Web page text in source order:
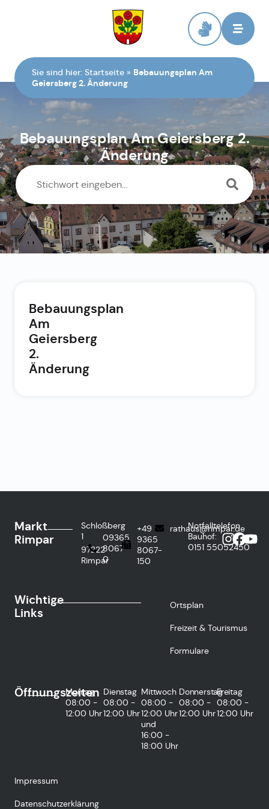
Sie sind hier: Startseite » Bebauungsplan Am
Geiersberg 2. Änderung
Bebauungsplan Am Geiersberg 2.
Änderung
Bebauungsplan
Am
Geiersberg
2.
Änderung
Markt
Rimpar
Schloßberg
1
97222
Rimpar
09365
8067-
0
+49
9365
8067-
150
rathaus@rimpar.de
Notfalltelefon
Bauhof:
0151 55052450
Wichtige
Links
Ortsplan
Freizeit & Tourismus
Formulare
Öffnungszeiten
Montag
08:00 -
12:00 Uhr
Dienstag
08:00 -
12:00 Uhr
Mittwoch
08:00 -
12:00 Uhr
und
16:00 -
18:00 Uhr
Donnerstag
08:00 -
12:00 Uhr
Freitag
08:00 -
12:00 Uhr
Impressum
Datenschutzerklärung